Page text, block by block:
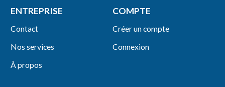
ENTREPRISE
Contact
Nos services
À propos
COMPTE
Créer un compte
Connexion